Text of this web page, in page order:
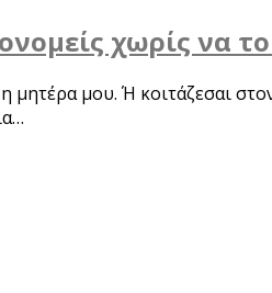
χωρίς να το
μου. Ή κοιτάζεσαι